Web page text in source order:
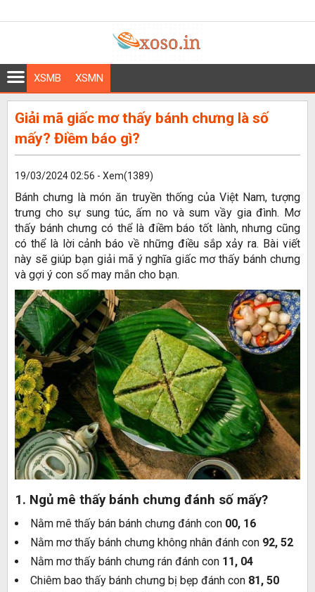
XSMB XSMN
Giải mã giấc mơ thấy bánh chưng là số
mấy? Điềm báo gì?
19/03/2024 02:56 - Xem(1389)
Bánh chưng là món ăn truyền thống của Việt Nam, tượng
trưng cho sự sung túc, ấm no và sum vầy gia đình. Mơ
thấy bánh chưng có thể là điềm báo tốt lành, nhưng cũng
có thể là lời cảnh báo về những điều sắp xảy ra. Bài viết
này sẽ giúp bạn giải mã ý nghĩa giấc mơ thấy bánh chưng
và gợi ý con số may mắn cho bạn.
1. Ngủ mê thấy bánh chưng đánh số mấy?
Nằm mê thấy bán bánh chưng đánh con 00, 16
Nằm mơ thấy bánh chưng không nhân đánh con 92, 52
Nằm mơ thấy bánh chưng rán đánh con 11, 04
Chiêm bao thấy bánh chưng bị bẹp đánh con 81, 50